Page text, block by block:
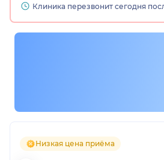
Клиника перезвонит сегодня
Низкая цена приёма